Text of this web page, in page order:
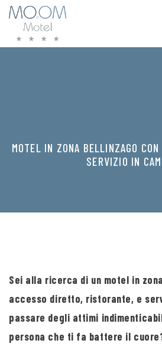
MOTEL IN ZONA BELLINZAGO
SERVIZIO IN
Sei alla ricerca di un motel in
accesso diretto, ristorante, e
passare degli attimi
persona che ti fa battere il